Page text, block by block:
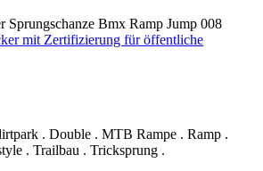
mit Zertifizierung für öffentliche
. Double . MTB Rampe . Ramp .
. Trailbau . Tricksprung .